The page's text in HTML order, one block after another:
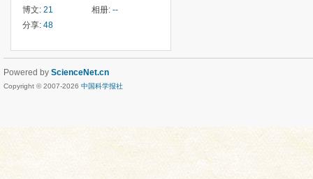
博文: 21 相册: --
分享: 48
Powered by ScienceNet.cn
Copyright © 2007-2026 中国科学报社